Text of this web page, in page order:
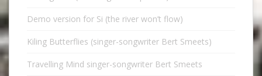
Demo version for Si (the river won’t flow)
Kiling Butterflies (singer-songwriter Bert Smeets)
Travelling Mind singer-songwriter Bert Smeets